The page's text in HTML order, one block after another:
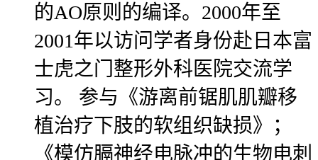
的AO原则的编译。2000年至
2001年以访问学者身份赴日本富
士虎之门整形外科医院交流学
习。 参与《游离前锯肌肌瓣移
植治疗下肢的软组织缺损》；
《模仿膈神经电脉冲的生物电刺